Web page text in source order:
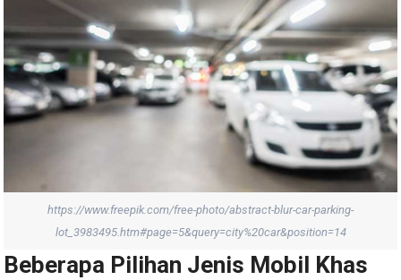
https://www.freepik.com/free-photo/abstract-blur-car-parking-
lot_3983495.htm#page=5&query=city%20car&position=14
Beberapa Pilihan Jenis Mobil Khas